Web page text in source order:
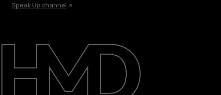
Korjaa, käytä uudelleen, kierrätä
Kestävyys
Tuki
Speak Up channel